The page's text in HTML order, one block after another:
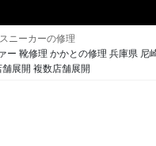
ニーカーの修理
ー 靴修理 かかとの修理 兵庫県
展開 複数店舗展開